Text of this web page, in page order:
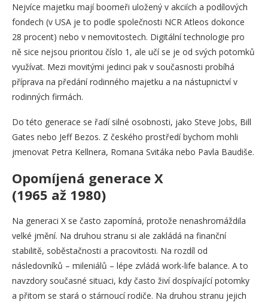
Nejvíce majetku mají boomeři uložený v akciích a podílových
fondech (v USA je to podle společnosti NCR Atleos dokonce
28 procent) nebo v nemovitostech. Digitální technologie pro
ně sice nejsou prioritou číslo 1, ale učí se je od svých potomků
využívat. Mezi movitými jedinci pak v současnosti probíhá
příprava na předání rodinného majetku a na nástupnictví v
rodinných firmách.
Do této generace se řadí silné osobnosti, jako Steve Jobs, Bill
Gates nebo Jeff Bezos. Z českého prostředí bychom mohli
jmenovat Petra Kellnera, Romana Svitáka nebo Pavla Baudiše.
Opomíjená generace X
(1965 až 1980)
Na generaci X se často zapomíná, protože nenashromáždila
velké jmění. Na druhou stranu si ale zakládá na finanční
stabilitě, soběstačnosti a pracovitosti. Na rozdíl od
následovníků – mileniálů – lépe zvládá work-life balance. A to
navzdory současné situaci, kdy často živí dospívající potomky
a přitom se stará o stárnoucí rodiče. Na druhou stranu jejich